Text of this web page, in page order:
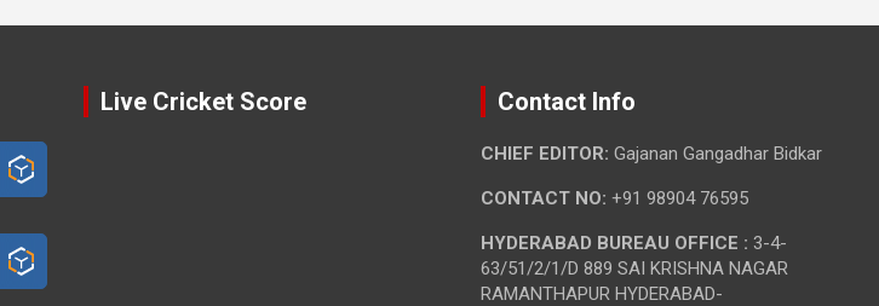
Live Cricket Score Contact Info
CHIEF EDITOR: Gajanan Gangadhar Bidkar
CONTACT NO: +91 98904 76595
HYDERABAD BUREAU OFFICE : 3-4-
63/51/2/1/D 889 SAI KRISHNA NAGAR
RAMANTHAPUR HYDERABAD-